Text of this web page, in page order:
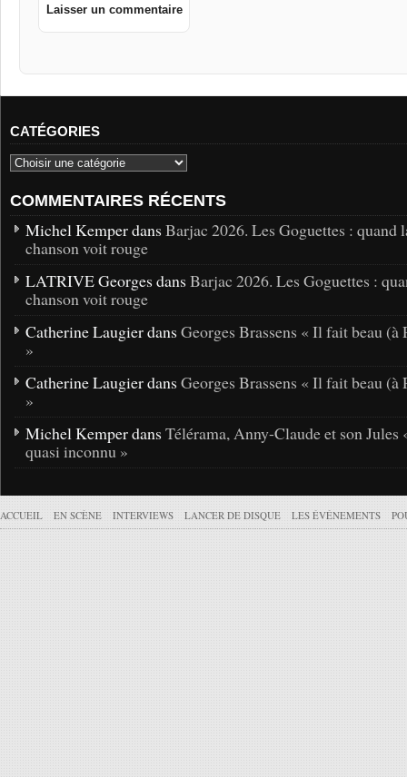
CATÉGORIES
COMMENTAIRES RÉCENTS
Michel Kemper dans Barjac 2026. Les Goguettes : quand
chanson voit rouge
LATRIVE Georges dans Barjac 2026. Les Goguettes :
chanson voit rouge
Catherine Laugier dans Georges Brassens « Il fait beau (à
»
Catherine Laugier dans Georges Brassens « Il fait beau (à
»
Michel Kemper dans Télérama, Anny-Claude et son Jules
quasi inconnu »
ACCUEIL EN SCÈNE INTERVIEWS LANCER DE DISQUE LES ÉVÉNEMENTS